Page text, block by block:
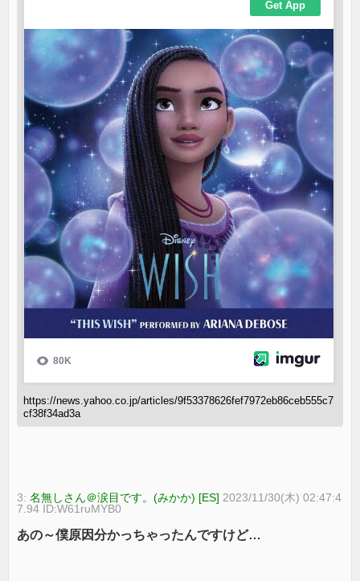
https://news.yahoo.co.jp/articles/9f53378626fef7972eb86ceb555c7
cf38f34ad3a
3:名無しさん＠涙目です。(みかか) [ES] 2023/11/30(木) 02:47:4
7.94 ID:W61ruMYB0
あの～僕原因分かっちゃったんですけど…